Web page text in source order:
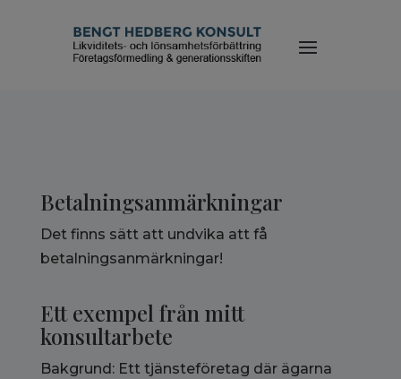
Betalningsanmärkningar
Det finns sätt att undvika att få
betalningsanmärkningar!
Ett exempel från mitt
konsultarbete
Bakgrund: Ett tjänsteföretag där ägarna